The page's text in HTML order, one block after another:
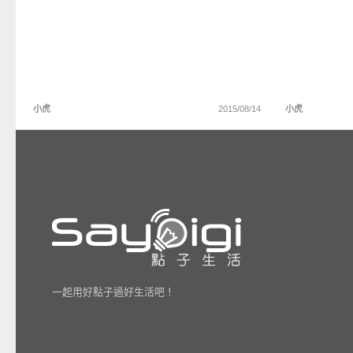
小虎 2015/08/14 小虎
一起用好點子過好生活吧！